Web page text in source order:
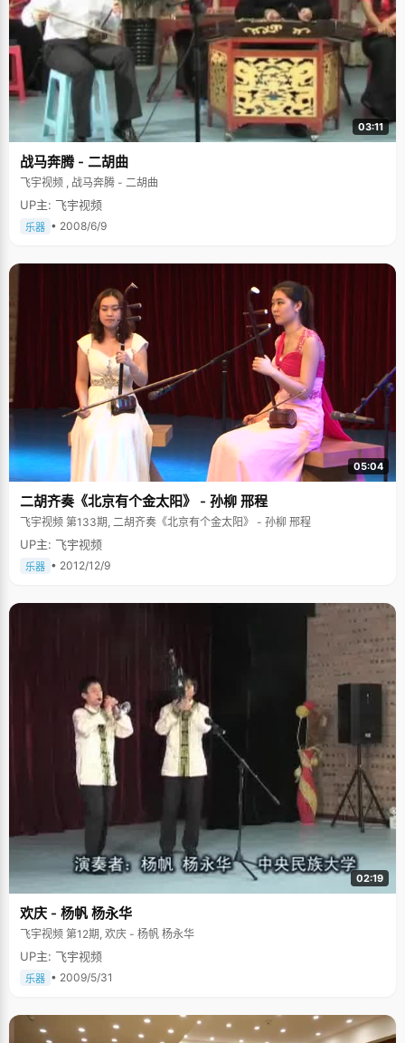
便收敛起爱玩的性子，在学习上花了很多精力，成绩一跃成为年级一二名，
还在奥赛中多次获奖，也因此有机会考取了武汉的一所高中。 学习没有"绝
招" 如果把高考比作武林赛事，邓迪无疑是高手，他取胜的不是独家"绝招"，
平实的大众招式练得过硬反而更具竞争力。邓迪的学习方法简单：把握课上
每一分钟，时刻跟着讲解思维，做笔记配合；以应考的态度完成每一项作
业，力求快速、准确和作答规范化；初中到高三，邓迪一直紧跟老师的步
骤，不曾到校外培优、不添加教辅书，把握住眼下的学习。如此"经济"的学
习方法，配上踏实的求学态度，让邓迪在高考中获得丰收。 回顾三年，邓迪
的老师们称：这孩子不是最聪明的，却是最认真、最沉稳的一个。虽为尖子
苟地对待。"这是邓迪的聪明之处，把高考中涉及基础的题抓到了，分数自然
不会差。" 错题本是班上的展品 每次试卷发下来后，邓迪做的第一件事
情就是给自己纠错，把错误的题目重新做一遍，然后总结出错误的地方和原
因。平时做错了题目，哪怕是错了一分，他都会完整地把题目在错题本上抄
一遍，并且扎扎实实地总结，从课本的第一个单元到最后一个单元，他的每
一个知识点都有自己的心得小结，因此邓迪的错题本经常成为班上的展示
实。面对记者，他不隐瞒自己爱玩的天性。高中三年，他最爱玩篮球，在休
同学上网，邓迪说其实也想玩一玩游戏或看一看电影，但他有很强的自制
力，高考完的那个暑假，他狠狠地玩了好几个通宵。 进入大学学习了两年，
邓迪变得稳重成熟了很多，大二分专业的时候，他选择了金融专业，"未来的
路已经大体成型了，我现在要做的就是踏踏实实的学习，努力提高自己"。
03:11
战马奔腾 - 二胡曲
飞宇视频 , 战马奔腾 - 二胡曲
UP主: 飞宇视频
乐器 • 2008/6/9
05:04
二胡齐奏《北京有个金太阳》 - 孙柳 邢程
飞宇视频 第133期, 二胡齐奏《北京有个金太阳》 - 孙柳 邢程
UP主: 飞宇视频
乐器 • 2012/12/9
02:19
欢庆 - 杨帆 杨永华
飞宇视频 第12期, 欢庆 - 杨帆 杨永华
UP主: 飞宇视频
乐器 • 2009/5/31